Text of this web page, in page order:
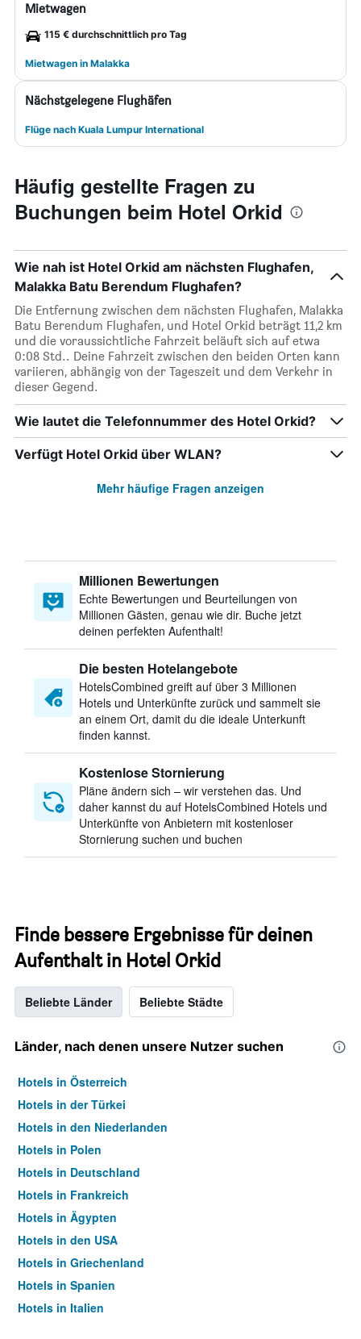
Mietwagen
115 € durchschnittlich pro Tag
Mietwagen in Malakka
Nächstgelegene Flughäfen
Flüge nach Kuala Lumpur International
Häufig gestellte Fragen zu
Buchungen beim Hotel Orkid
Wie nah ist Hotel Orkid am nächsten Flughafen,
Malakka Batu Berendum Flughafen?
Die Entfernung zwischen dem nächsten Flughafen, Malakka
Batu Berendum Flughafen, und Hotel Orkid beträgt 11,2 km
und die voraussichtliche Fahrzeit beläuft sich auf etwa
0:08 Std.. Deine Fahrzeit zwischen den beiden Orten kann
variieren, abhängig von der Tageszeit und dem Verkehr in
dieser Gegend.
Wie lautet die Telefonnummer des Hotel Orkid?
Verfügt Hotel Orkid über WLAN?
Mehr häufige Fragen anzeigen
Millionen Bewertungen
Echte Bewertungen und Beurteilungen von
Millionen Gästen, genau wie dir. Buche jetzt
deinen perfekten Aufenthalt!
Die besten Hotelangebote
HotelsCombined greift auf über 3 Millionen
Hotels und Unterkünfte zurück und sammelt sie
an einem Ort, damit du die ideale Unterkunft
finden kannst.
Kostenlose Stornierung
Pläne ändern sich – wir verstehen das. Und
daher kannst du auf HotelsCombined Hotels und
Unterkünfte von Anbietern mit kostenloser
Stornierung suchen und buchen
Finde bessere Ergebnisse für deinen
Aufenthalt in Hotel Orkid
Beliebte Länder Beliebte Städte
Länder, nach denen unsere Nutzer suchen
Hotels in Österreich
Hotels in der Türkei
Hotels in den Niederlanden
Hotels in Polen
Hotels in Deutschland
Hotels in Frankreich
Hotels in Ägypten
Hotels in den USA
Hotels in Griechenland
Hotels in Spanien
Hotels in Italien